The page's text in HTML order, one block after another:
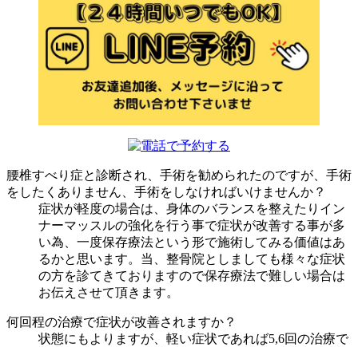
腰椎すべり症と診断され、手術を勧められたのですが、手術
をしたくありません、手術をしなければいけませんか？
症状が軽度の場合は、身体のバランスを整えたりイン
ナーマッスルの強化を行う事で症状が改善する事が多
い為、一度保存療法という形で施術してみる価値はあ
るかと思います。当、整骨院としましても様々な症状
の方を診てきておりますので保存療法で難しい場合は
お伝えさせて頂きます。
何回程の治療で症状が改善されますか？
状態にもよりますが、軽い症状であれば5,6回の治療で